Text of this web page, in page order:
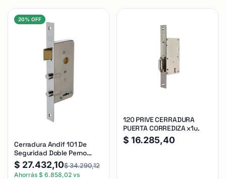
20% OFF
Cerradura Andif 101 De
Seguridad Doble Perno
Reforzada Plateado
$ 27.432,10$34.290,12
Ahorrás $ 6.858,02 vs
120 PRIVE CERRADURA
PUERTA CORREDIZA x1u.
$ 16.285,40